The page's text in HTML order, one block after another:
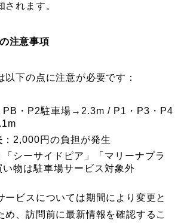
れます。
注意事項
以下の点に注意が必要です：
PB・P2駐車場→2.3m / P1・P3・P4
：2,000円の負担が発生
「シーサイドピア」「マリーナプラ
い物は駐車場サービス対象外
ービスについては期間により変更と
め、訪問前に最新情報を確認するこ